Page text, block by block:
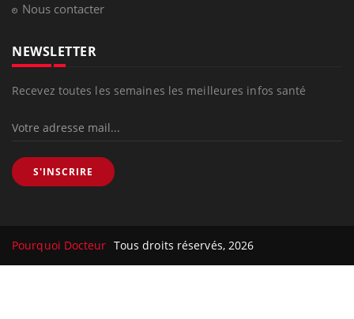
Nous contacter
NEWSLETTER
Recevez toutes les semaines les meilleures infos santé
S'INSCRIRE
Pourquoi Docteur Tous droits réservés, 2026